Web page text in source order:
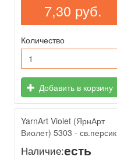
7,30 руб.
Количество
Добавить в корзину
YarnArt Violet (ЯрнАрт
Виолет) 5303 - св.персик
Наличие:есть